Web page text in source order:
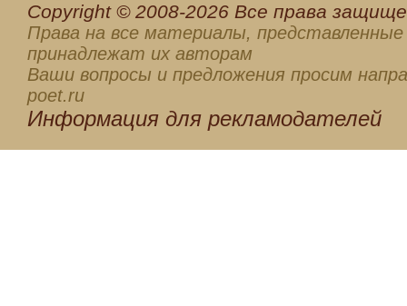
Сopyright © 2008-2026 Все права
Права на все материалы, представленные
принадлежат их авторам
Ваши вопросы и предложения просим
poet.ru
Информация для рекламодателей